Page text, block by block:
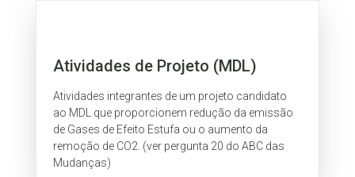
Atividades de Projeto (MDL)
Atividades integrantes de um projeto candidato
ao MDL que proporcionem redução da emissão
de Gases de Efeito Estufa ou o aumento da
remoção de CO2. (ver pergunta 20 do ABC das
Mudanças)